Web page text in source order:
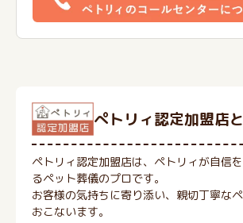
ぺトリィ認定加盟店
ペトリィ認定加盟店は、ペトリィが自信
るペット葬儀のプロです。
お客様の気持ちに寄り添い、親切丁寧な
おこないます。